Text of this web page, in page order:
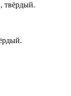
твёрдый.